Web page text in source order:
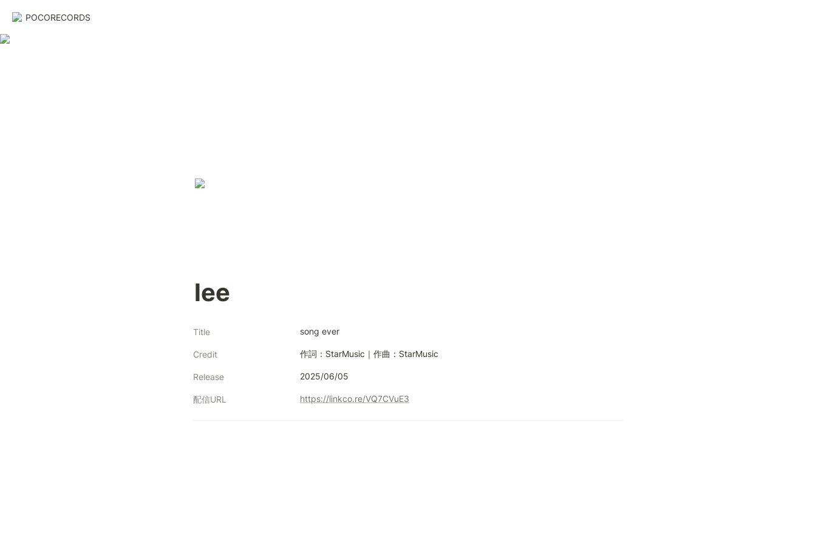
POCORECORDS
lee
Title song ever
Credit 作詞：StarMusic｜作曲：StarMusic
Release 2025/06/05
配信URL https://linkco.re/VQ7CVuE3